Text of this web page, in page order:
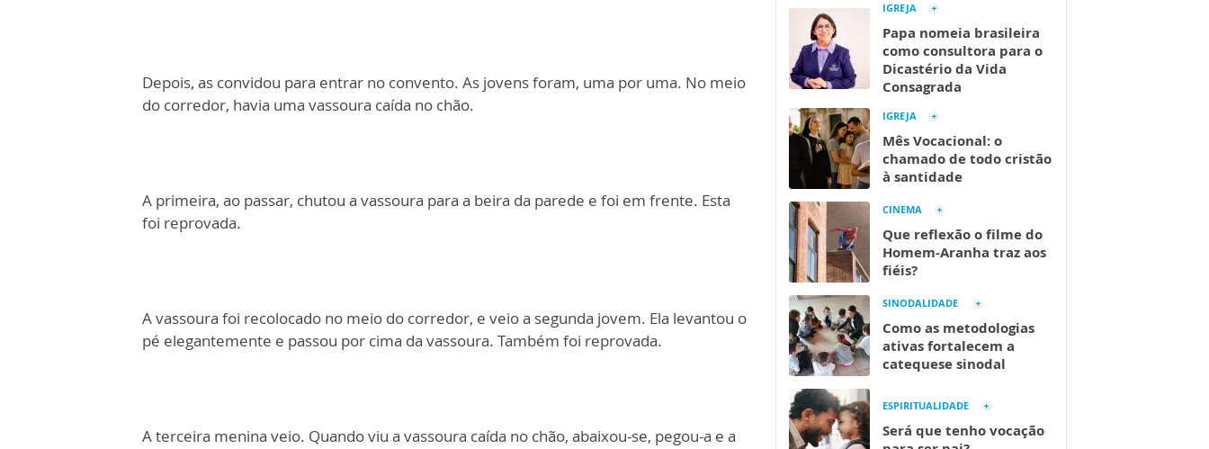
Depois, as convidou para entrar no convento. As jovens foram, uma por uma. No meio
do corredor, havia uma vassoura caída no chão.
A primeira, ao passar, chutou a vassoura para a beira da parede e foi em frente. Esta
foi reprovada.
A vassoura foi recolocado no meio do corredor, e veio a segunda jovem. Ela levantou o
pé elegantemente e passou por cima da vassoura. Também foi reprovada.
A terceira menina veio. Quando viu a vassoura caída no chão, abaixou-se, pegou-a e a
IGREJA
Papa nomeia brasileira
como consultora para o
Dicastério da Vida
Consagrada
IGREJA
Mês Vocacional: o
chamado de todo cristão
à santidade
CINEMA
Que reflexão o filme do
Homem-Aranha traz aos
fiéis?
SINODALIDADE
Como as metodologias
ativas fortalecem a
catequese sinodal
ESPIRITUALIDADE
Será que tenho vocação